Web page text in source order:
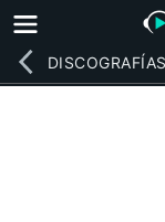
DISCOGRAFÍAS